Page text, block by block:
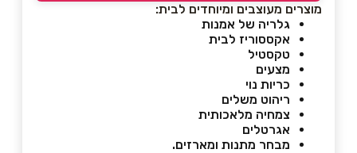
מוצרים מעוצבים ומיוחדים לבית:
גלריה של אמנות
אקססוריז לבית
טקסטיל
מצעים
כריות נוי
ריהוט משלים
צמחיה מלאכותית
אגרטלים
מבחר מתנות ומארזים.